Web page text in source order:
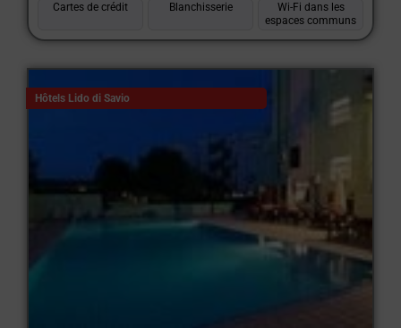
Cartes de crédit
Blanchisserie
Wi-Fi dans les
espaces communs
Hôtels Lido di Savio